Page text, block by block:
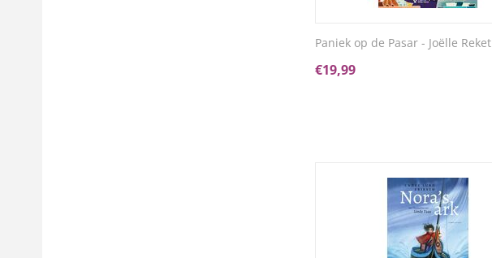
Paniek op de Pasar - Joëlle Reket
€19,99